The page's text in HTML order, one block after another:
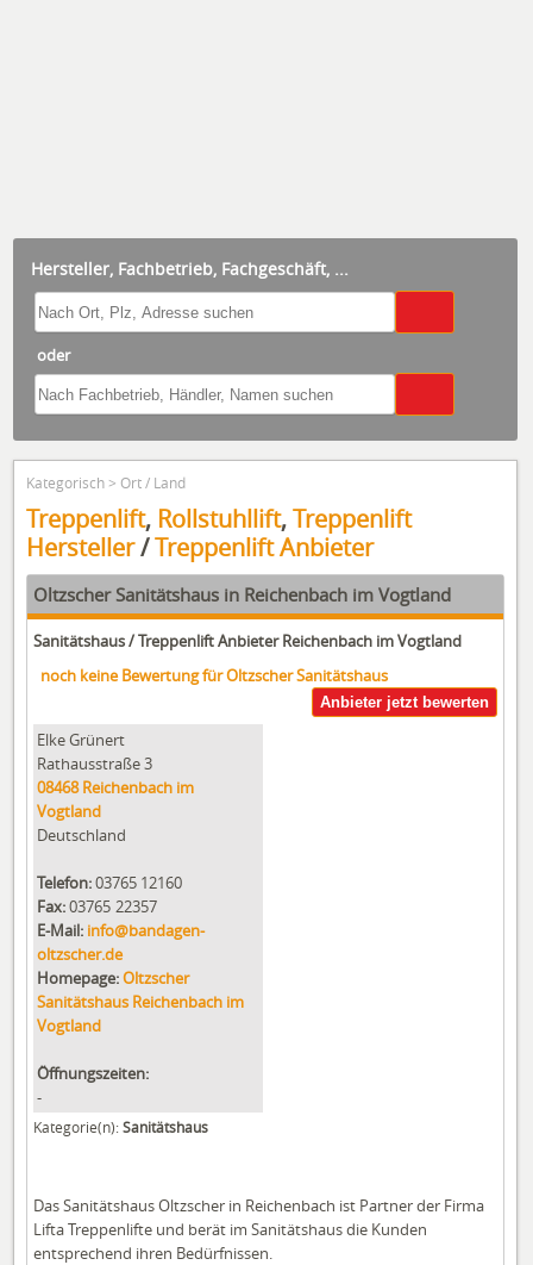
Hersteller, Fachbetrieb, Fachgeschäft, ...
oder
Kategorisch > Ort / Land
Treppenlift, Rollstuhllift,Treppenlift
Hersteller/Treppenlift Anbieter
Oltzscher Sanitätshaus in Reichenbach im Vogtland
Sanitätshaus / Treppenlift Anbieter Reichenbach im Vogtland
noch keine Bewertung fürOltzscher Sanitätshaus
Anbieter jetzt bewerten
Elke Grünert
Rathausstraße 3
08468 Reichenbach im
Vogtland
Deutschland
Telefon:03765 12160
Fax:03765 22357
E-Mail: info@bandagen-
oltzscher.de
Homepage:Oltzscher
Sanitätshaus Reichenbach im
Vogtland
Öffnungszeiten:
-
Kategorie(n):Sanitätshaus
Das Sanitätshaus Oltzscher in Reichenbach ist Partner der Firma
Lifta Treppenlifte und berät im Sanitätshaus die Kunden
entsprechend ihren Bedürfnissen.